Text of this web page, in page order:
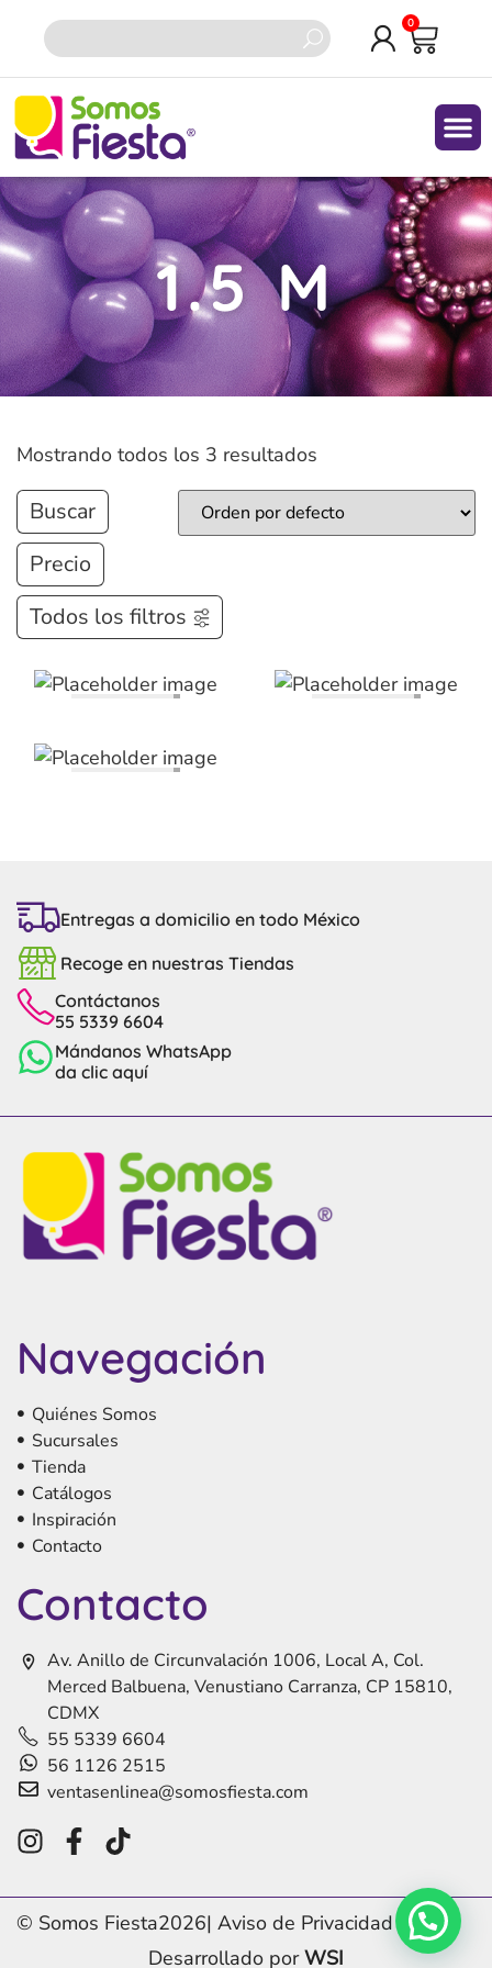
0
1.5 M
Mostrando todos los 3 resultados
Buscar
Precio
Todos los filtros
Entregas a domicilio en todo México
Recoge en nuestras Tiendas
Contáctanos
55 5339 6604
Mándanos WhatsApp
da clic aquí
Navegación
Quiénes Somos
Sucursales
Tienda
Catálogos
Inspiración
Contacto
Contacto
Av. Anillo de Circunvalación 1006, Local A, Col.
Merced Balbuena, Venustiano Carranza, CP 15810,
CDMX
55 5339 6604
56 1126 2515
ventasenlinea@somosfiesta.com
© Somos Fiesta2026| Aviso de Privacidad
Desarrollado porWSI